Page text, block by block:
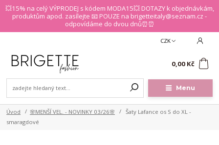
💥15% na celý VÝPRODEJ s kódem MODA15💥 DOTAZY k objednávkám,
produktům apod. zasílejte 📧 POUZE na brigetteitaly@seznam.cz -
odpovídáme do dvou dnů⏰⏰
Menu
CZK
0,00 Kč
Úvod 🌸MENŠÍ VEL. - NOVINKY 03/26🌸
Šaty Lafance os S do XL -
smaragdové